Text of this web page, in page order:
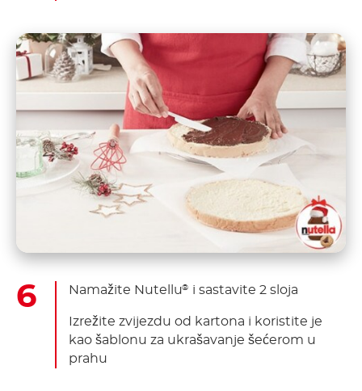
Namažite Nutellu® i sastavite 2 sloja
Izrežite zvijezdu od kartona i koristite je
kao šablonu za ukrašavanje šećerom u
prahu